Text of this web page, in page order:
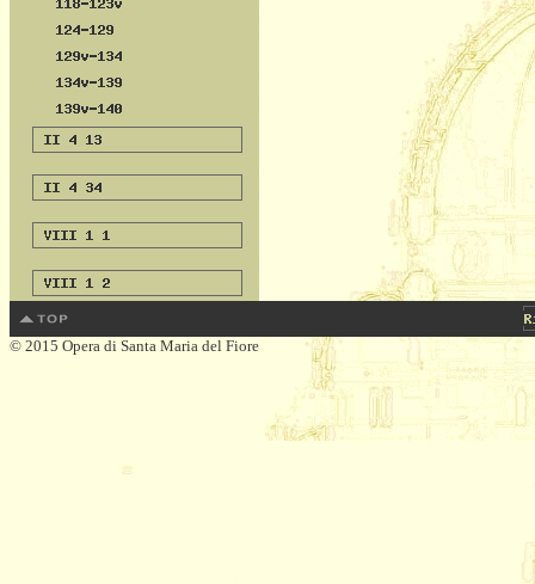
© 2015 Opera di Santa Maria del Fiore